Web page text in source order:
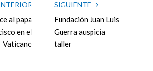
e
o
k
t
r
g
+
al papa
en el
Vaticano
SIGUIENTE
Fundación Juan Luis
Guerra auspicia
taller